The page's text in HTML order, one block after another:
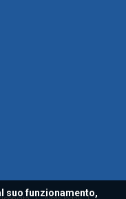
suo funzionamento,